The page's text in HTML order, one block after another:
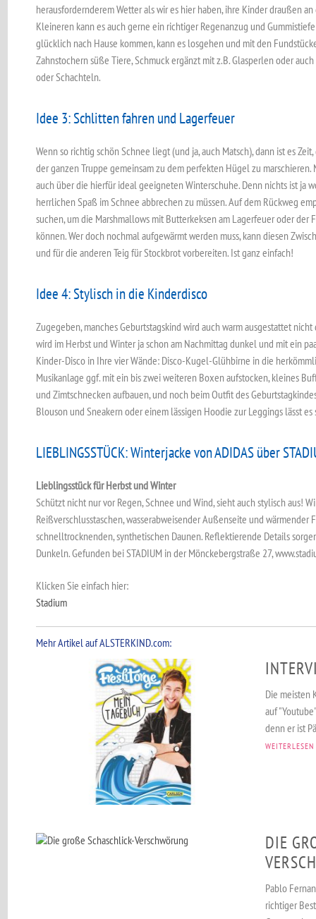
herausfordernderem Wetter als wir es hier haben, ihre Kinder draußen
Kleineren kann es auch gerne ein richtiger Regenanzug und
glücklich nach Hause kommen, kann es losgehen und mit den
Zahnstochern süße Tiere, Schmuck ergänzt mit z.B. Glasperlen oder
oder Schachteln.
Idee 3: Schlitten fahren und Lagerfeuer
Wenn so richtig schön Schnee liegt (und ja, auch Matsch), dann ist es
der ganzen Truppe gemeinsam zu dem perfekten Hügel zu
auch über die hierfür ideal geeigneten Winterschuhe. Denn nichts ist ja
herrlichen Spaß im Schnee abbrechen zu müssen. Auf dem Rückweg
suchen, um die Marshmallows mit Butterkeksen am Lagerfeuer oder der
können. Wer doch nochmal aufgewärmt werden muss, kann diesen
und für die anderen Teig für Stockbrot vorbereiten. Ist ganz einfach!
Idee 4: Stylisch in die Kinderdisco
Zugegeben, manches Geburtstagskind wird auch warm ausgestattet
wird im Herbst und Winter ja schon am Nachmittag dunkel und mit ein
Kinder-Disco in Ihre vier Wände: Disco-Kugel-Glühbirne in die
Musikanlage ggf. mit ein bis zwei weiteren Boxen aufstocken, kleines
und Zimtschnecken aufbauen, und noch beim Outfit des
Blouson und Sneakern oder einem lässigen Hoodie zur Leggings lässt
LIEBLINGSSTÜCK: Winterjacke von ADIDAS über
Lieblingsstück für Herbst und Winter
Schützt nicht nur vor Regen, Schnee und Wind, sieht auch stylisch aus!
Reißverschlusstaschen, wasserabweisender Außenseite und
schnelltrocknenden, synthetischen Daunen. Reflektierende Details
Dunkeln. Gefunden bei STADIUM in der Mönckebergstraße 27,
Klicken Sie einfach hier:
Stadium
Mehr Artikel auf ALSTERKIND.com:
Die meisten
auf
denn er ist
WEITERLESEN
DIE
Pablo
richtiger